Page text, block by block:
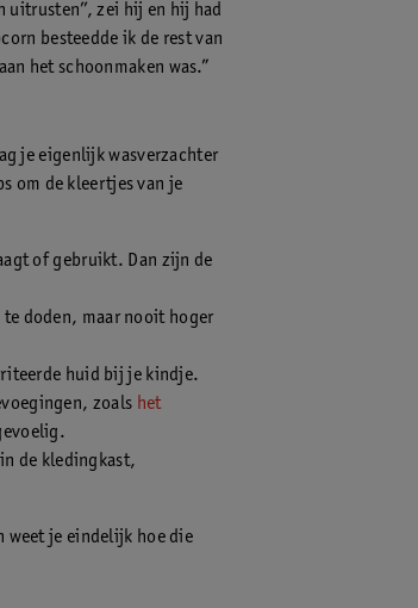
uitrusten’’, zei hij en hij had
besteedde ik de rest van
het schoonmaken was.”
je eigenlijk wasverzachter
om de kleertjes van je
of gebruikt. Dan zijn de
doden, maar nooit hoger
huid bij je kindje.
zoals het
de kledingkast,
weet je eindelijk hoe die